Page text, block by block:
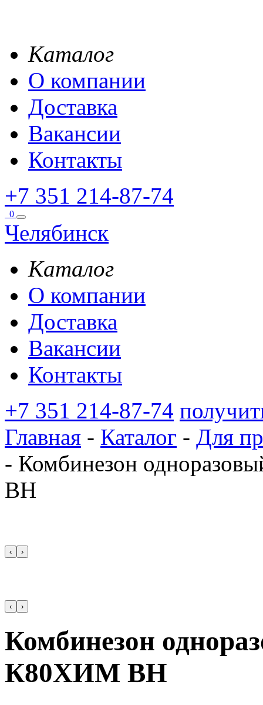
Каталог
О компании
Доставка
Вакансии
Контакты
+7 351 214-87-74
0
Челябинск
Каталог
О компании
Доставка
Вакансии
Контакты
+7 351 214-87-74
Главная - Каталог - Для
- Комбинезон
ВН
‹ ›
‹ ›
Комбинезон
К80ХИМ ВН